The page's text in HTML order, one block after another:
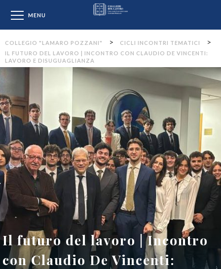
MENU
COLLEGIO "LAMARO POZZANI" > CICLI INCONTRI TEMATICI >
IL FUTURO DEL LAVORO | INCONTRO CON CLAUDIO DE VINCENTI:
LAVORO E DISUGUAGLIANZA
Il futuro del lavoro | Incontro
con Claudio De Vincenti: